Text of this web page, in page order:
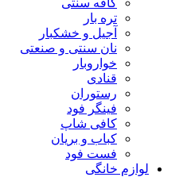
کافه سنتی
تره بار
آجیل و خشکبار
نان سنتی و صنعتی
خواروبار
قنادی
رستوران
فینگر فود
کافی شاپ
کباب و بریان
فست فود
لوازم خانگی